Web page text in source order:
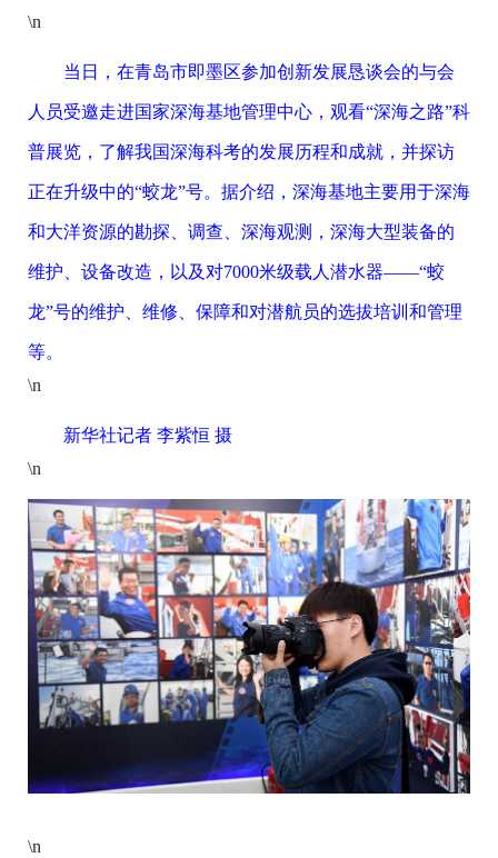
\n
当日，在青岛市即墨区参加创新发展恳谈会的与会
人员受邀走进国家深海基地管理中心，观看“深海之路”科
普展览，了解我国深海科考的发展历程和成就，并探访
正在升级中的“蛟龙”号。据介绍，深海基地主要用于深海
和大洋资源的勘探、调查、深海观测，深海大型装备的
维护、设备改造，以及对7000米级载人潜水器——“蛟
龙”号的维护、维修、保障和对潜航员的选拔培训和管理
等。
\n
新华社记者 李紫恒 摄
\n
\n